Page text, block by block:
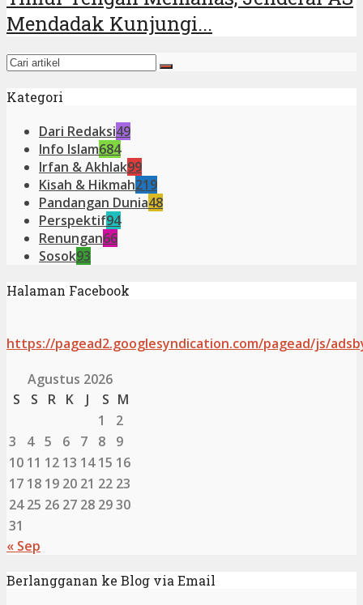
Mendadak Kunjungi...
Kategori
Dari Redaksi49
Info Islam684
Irfan & Akhlak99
Kisah & Hikmah219
Pandangan Dunia48
Perspektif94
Renungan66
Sosok93
Halaman Facebook
https://pagead2.googlesyndication.com/pagead/js/
Agustus 2026
S
S R K J S M
1
2
3
4 5 6 7 8
9
10 11 12 13 14 15 16
17 18 19 20 21 22 23
24 25 26 27 28 2930
31
« Sep
Berlangganan ke Blog via Email